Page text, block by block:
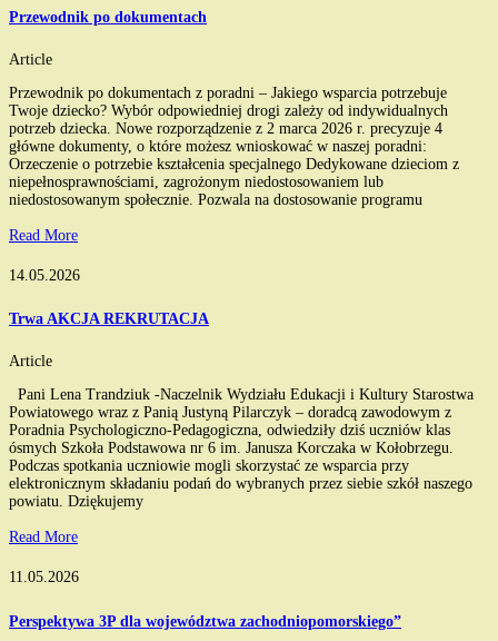
Przewodnik po dokumentach
Article
Przewodnik po dokumentach z poradni – Jakiego wsparcia potrzebuje
Twoje dziecko? Wybór odpowiedniej drogi zależy od indywidualnych
potrzeb dziecka. Nowe rozporządzenie z 2 marca 2026 r. precyzuje 4
główne dokumenty, o które możesz wnioskować w naszej poradni:
Orzeczenie o potrzebie kształcenia specjalnego Dedykowane dzieciom z
niepełnosprawnościami, zagrożonym niedostosowaniem lub
niedostosowanym społecznie. Pozwala na dostosowanie programu
Read More
14.05.2026
Trwa AKCJA REKRUTACJA
Article
Pani Lena Trandziuk -Naczelnik Wydziału Edukacji i Kultury Starostwa
Powiatowego wraz z Panią Justyną Pilarczyk – doradcą zawodowym z
Poradnia Psychologiczno-Pedagogiczna, odwiedziły dziś uczniów klas
ósmych Szkoła Podstawowa nr 6 im. Janusza Korczaka w Kołobrzegu.
Podczas spotkania uczniowie mogli skorzystać ze wsparcia przy
elektronicznym składaniu podań do wybranych przez siebie szkół naszego
powiatu. Dziękujemy
Read More
11.05.2026
Perspektywa 3P dla województwa zachodniopomorskiego”